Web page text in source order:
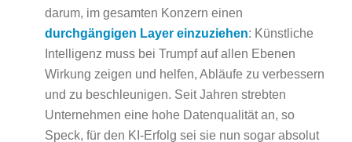
darum, im gesamten Konzern einen
durchgängigen Layer einzuziehen: Künstliche
Intelligenz muss bei Trumpf auf allen Ebenen
Wirkung zeigen und helfen, Abläufe zu verbessern
und zu beschleunigen. Seit Jahren strebten
Unternehmen eine hohe Datenqualität an, so
Speck, für den KI-Erfolg sei sie nun sogar absolut